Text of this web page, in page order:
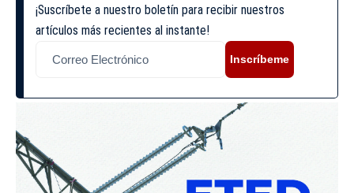
¡Suscríbete a nuestro boletín para recibir nuestros
artículos más recientes al instante!
Inscríbeme